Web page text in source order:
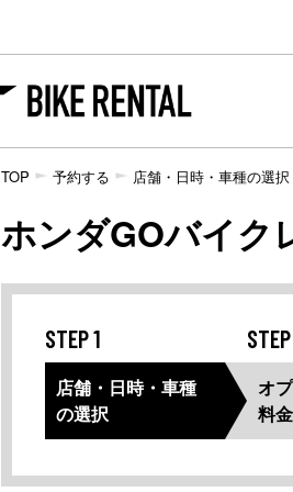
TOP 予約する 店舗・日時・車種の選択
ホンダGOバイク
STEP 1
店舗・日時・車種
の選択
オ
料